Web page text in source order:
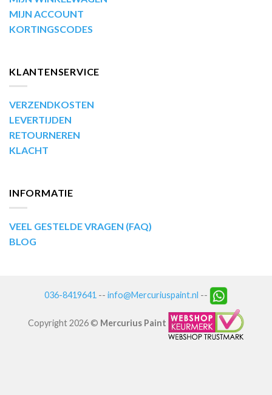
MIJN ACCOUNT
KORTINGSCODES
KLANTENSERVICE
VERZENDKOSTEN
LEVERTIJDEN
RETOURNEREN
KLACHT
INFORMATIE
VEEL GESTELDE VRAGEN (FAQ)
BLOG
036-8419641 -- info@Mercuriuspaint.nl --
Copyright 2026 © Mercurius Paint